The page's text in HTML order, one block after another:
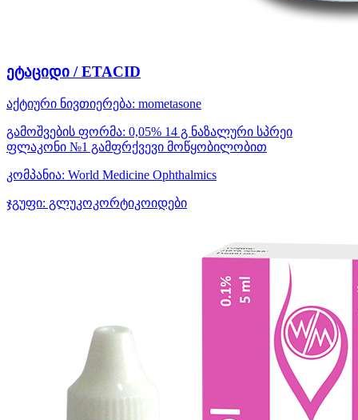
ეტაციდი / ETACID
აქტიური ნივთიერება: mometasone
გამოშვების ფორმა: 0,05% 14 გ ნაზალური სპრეი
ფლაკონი №1 გამფრქვევი მოწყობილობით
კომპანია: World Medicine Ophthalmics
ჯგუფი: გლუკოკორტიკოიდები